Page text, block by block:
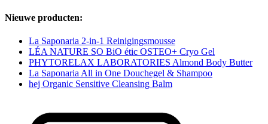
Nieuwe producten:
La Saponaria 2-in-1 Reinigingsmousse
LÉA NATURE SO BiO étic OSTEO+ Cryo Gel
PHYTORELAX LABORATORIES Almond Body Butter
La Saponaria All in One Douchegel & Shampoo
hej Organic Sensitive Cleansing Balm